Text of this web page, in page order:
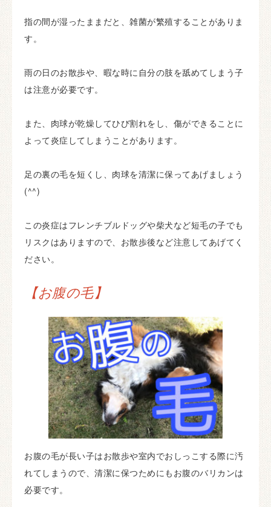
指の間が湿ったままだと、雑菌が繁殖することがありま
す。
雨の日のお散歩や、暇な時に自分の肢を舐めてしまう子
は注意が必要です。
また、肉球が乾燥してひび割れをし、傷ができることに
よって炎症してしまうことがあります。
足の裏の毛を短くし、肉球を清潔に保ってあげましょう
(^^)
この炎症はフレンチブルドッグや柴犬など短毛の子でも
リスクはありますので、お散歩後など注意してあげてく
ださい。
【お腹の毛】
お腹の毛が長い子はお散歩や室内でおしっこする際に汚
れてしまうので、清潔に保つためにもお腹のバリカンは
必要です。